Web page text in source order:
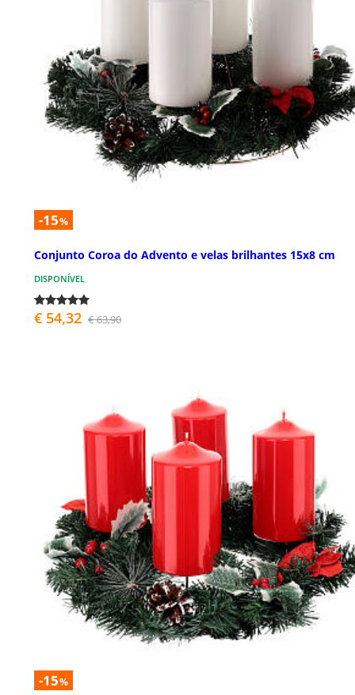
-15%
Conjunto Coroa do Advento e velas brilhantes 15x8 cm
DISPONÍVEL
€ 54,32 € 63,90
-15%